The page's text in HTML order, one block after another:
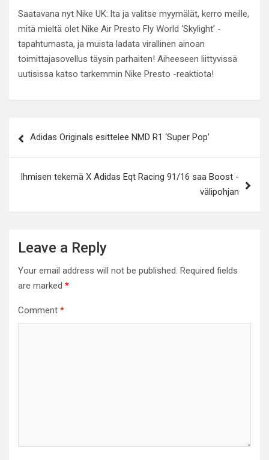
Saatavana nyt Nike UK: lta ja valitse myymälät, kerro meille,
mitä mieltä olet Nike Air Presto Fly World ‘Skylight’ -
tapahtumasta, ja muista ladata virallinen ainoan
toimittajasovellus täysin parhaiten! Aiheeseen liittyvissä
uutisissa katso tarkemmin Nike Presto -reaktiota!
navigation
Adidas Originals esittelee NMD R1 ‘Super Pop’
Ihmisen tekemä X Adidas Eqt Racing 91/16 saa Boost -
välipohjan
Leave a Reply
Your email address will not be published. Required fields
are marked *
Comment *